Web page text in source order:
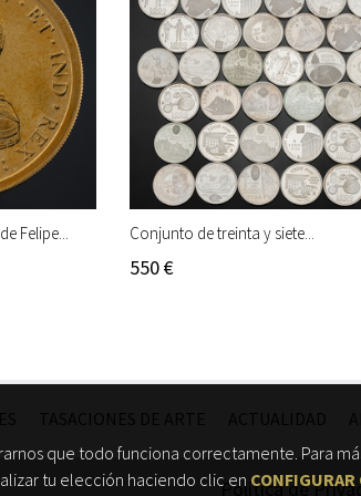
Felipe... Conjunto de treinta y siete...
550 €
Política de
que todo funciona correctamente. Para
tu elección haciendo clic en CONFIGURAR